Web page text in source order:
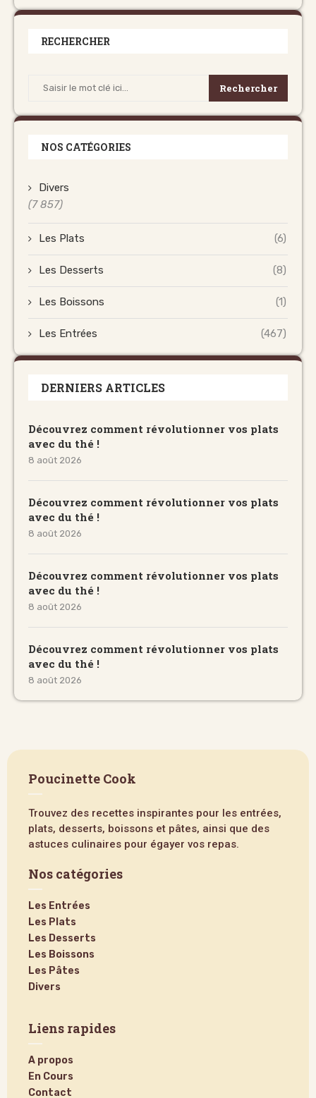
RECHERCHER
Rechercher
NOS CATÉGORIES
Divers
(7 857)
Les Plats (6)
Les Desserts (8)
Les Boissons (1)
Les Entrées (467)
DERNIERS ARTICLES
Découvrez comment révolutionner vos plats
avec du thé !
8 août 2026
Découvrez comment révolutionner vos plats
avec du thé !
8 août 2026
Découvrez comment révolutionner vos plats
avec du thé !
8 août 2026
Découvrez comment révolutionner vos plats
avec du thé !
8 août 2026
Poucinette Cook
Trouvez des recettes inspirantes pour les entrées,
plats, desserts, boissons et pâtes, ainsi que des
astuces culinaires pour égayer vos repas.
Nos catégories
Les Entrées
Les Plats
Les Desserts
Les Boissons
Les Pâtes
Divers
Liens rapides
A propos
En Cours
Contact